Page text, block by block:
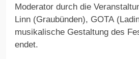
Moderator durch die
Linn (Graubünden), GOTA
musikalische Gestaltung des
endet.